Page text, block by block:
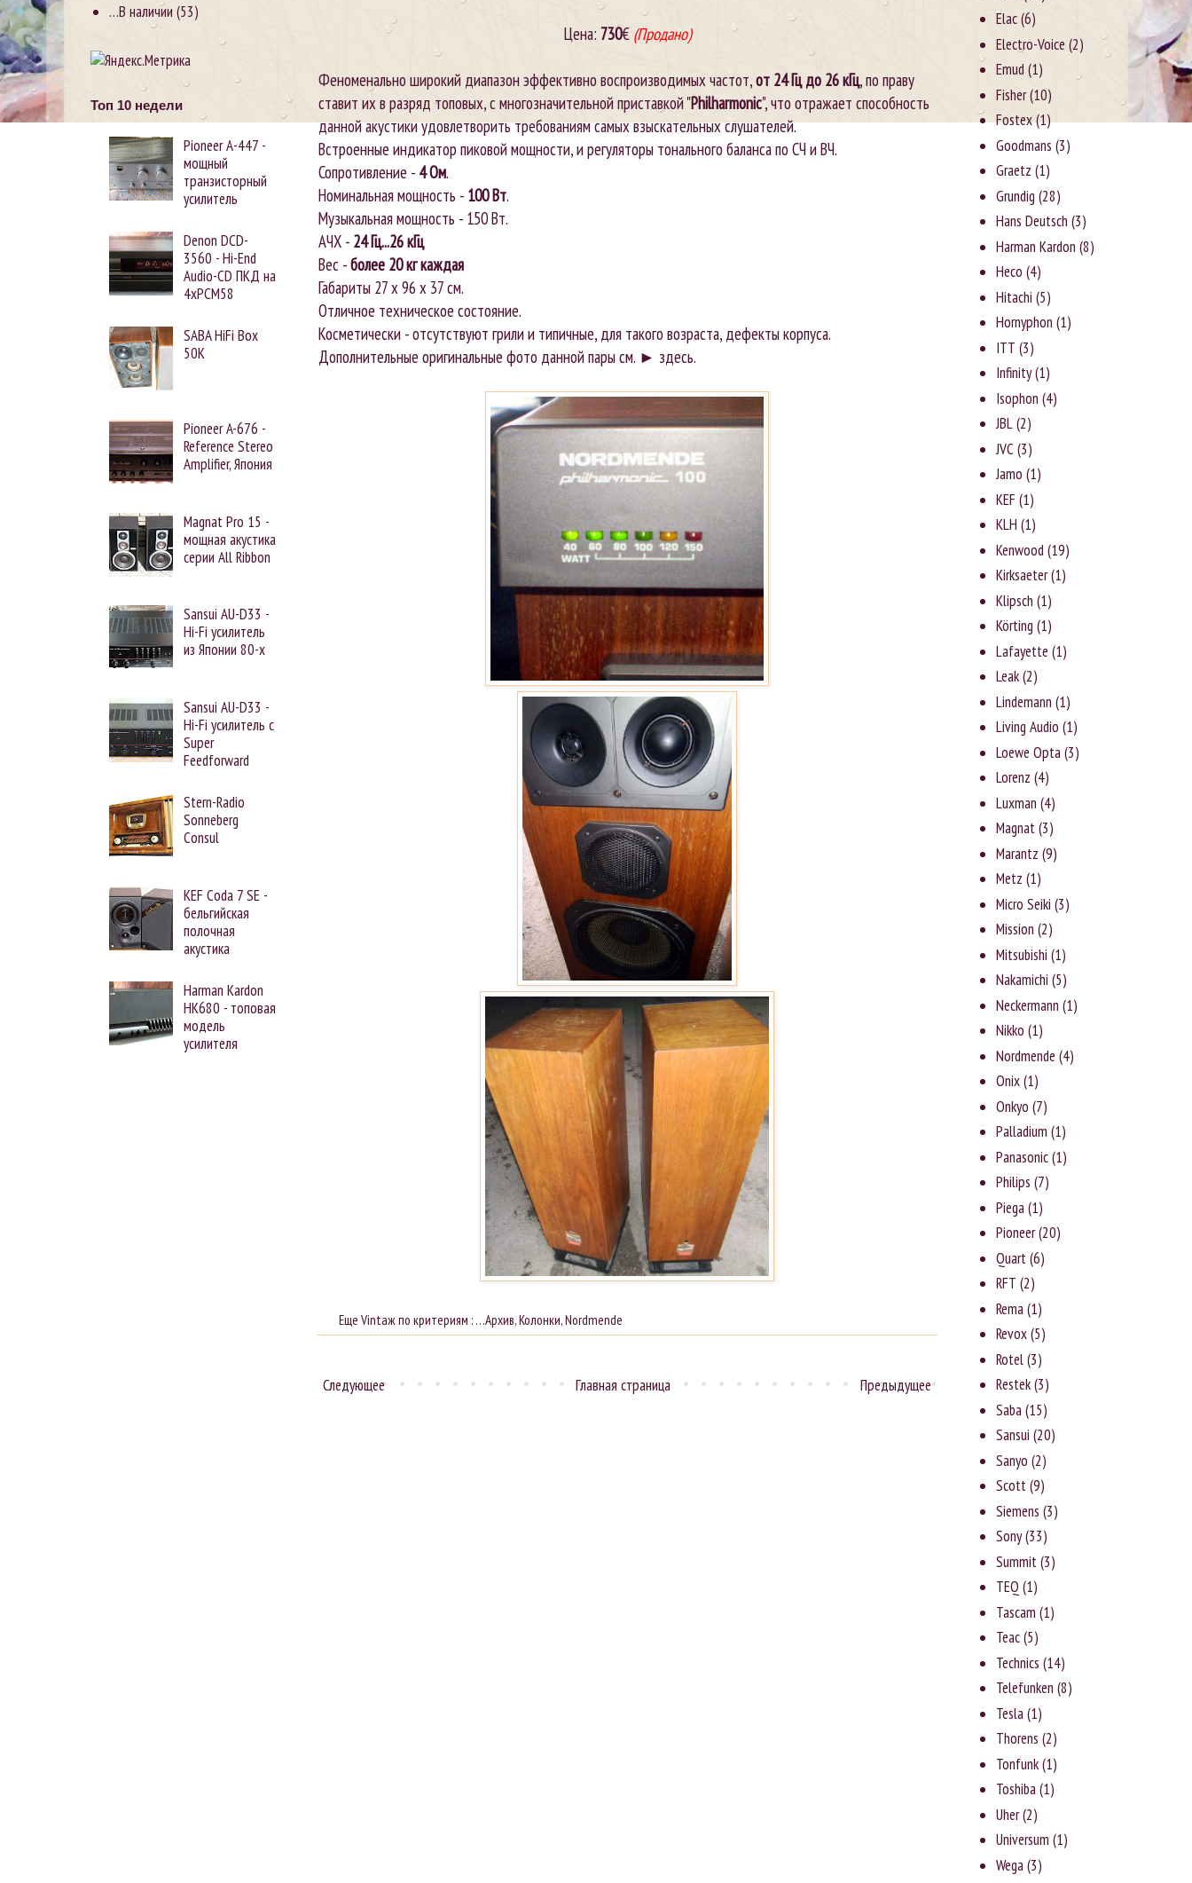
Цена: 730€ (Продано)
Феноменально широкий диапазон эффективно воспроизводимых частот,от 24 Гц до 26 кГц, по праву
ставит их в разряд топовых, с многозначительной приставкой "Philharmonic", что отражает способность
данной акустики удовлетворить требованиям самых взыскательных слушателей.
Встроенные индикатор пиковой мощности, и регуляторы тонального баланса по СЧ и ВЧ.
Сопротивление - 4 Ом.
Номинальная мощность - 100 Вт.
Музыкальная мощность - 150 Вт.
АЧХ - 24 Гц...26 кГц
Вес -более 20 кг каждая
Габариты 27 х 96 х 37 см.
Отличное техническое состояние.
Косметически - отсутствуют грили и типичные, для такого возраста, дефекты корпуса.
Дополнительные оригинальные фото данной пары см. ► здесь.
Еще Vintaж по критериям : …Архив,Колонки,Nordmende
Следующее Предыдущее
Главная страница
…В наличии (53)
Топ 10 недели
Pioneer А-447 -
мощный
транзисторный
усилитель
Denon DCD-
3560 - Hi-End
Audio-CD ПКД на
4xPCM58
SABA HiFi Box
50K
Pioneer A-676 -
Reference Stereo
Amplifier, Япония
Magnat Pro 15 -
мощная акустика
серии All Ribbon
Sansui AU-D33 -
Hi-Fi усилитель
из Японии 80-х
Sansui AU-D33 -
Hi-Fi усилитель с
Super
Feedforward
Stern-Radio
Sonneberg
Consul
KEF Coda 7 SE -
бельгийская
полочная
акустика
Harman Kardon
HK680 - топовая
модель
усилителя
Elac(6)
Electro-Voice (2)
Emud(1)
Fisher(10)
Fostex(1)
Goodmans (3)
Graetz (1)
Grundig (28)
Hans Deutsch (3)
Harman Kardon (8)
Heco (4)
Hitachi (5)
Hornyphon (1)
ITT (3)
Infinity(1)
Isophon (4)
JBL(2)
JVC(3)
Jаmо (1)
KEF (1)
KLH (1)
Kenwood(19)
Kirksaeter(1)
Klipsch (1)
Körting (1)
Lafayette (1)
Leak(2)
Lindemann (1)
Living Audio (1)
Loewe Opta(3)
Lorenz (4)
Luxman (4)
Magnat(3)
Marantz (9)
Metz (1)
Micro Seiki (3)
Mission (2)
Mitsubishi (1)
Nakamichi (5)
Neckermann (1)
Nikko (1)
Nordmende (4)
Onix(1)
Onkyo (7)
Palladium (1)
Panasonic(1)
Philips (7)
Piega(1)
Pioneer(20)
Quart(6)
RFT (2)
Rema(1)
Revox(5)
Rotel(3)
Rеstеk(3)
Saba(15)
Sansui (20)
Sanyо (2)
Scott(9)
Siemens (3)
Sony(33)
Summit(3)
TEQ (1)
Tascam (1)
Teac(5)
Technics (14)
Telefunken (8)
Tesla(1)
Thorens (2)
Tonfunk(1)
Toshiba(1)
Uher(2)
Universum (1)
Wega(3)